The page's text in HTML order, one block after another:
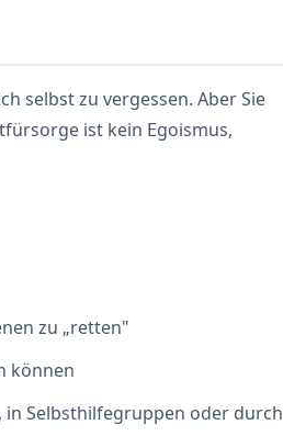
selbst zu vergessen. Aber Sie
ist kein Egoismus,
zu „retten"
können
in Selbsthilfegruppen oder durch